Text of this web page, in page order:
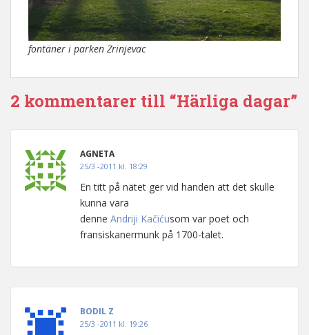
fontäner i parken Zrinjevac
2 kommentarer till “Härliga dagar”
AGNETA
25/3 -2011 kl. 18:29
En titt på nätet ger vid handen att det skulle
kunna vara
denne Andriji Kačićusom var poet och
fransiskanermunk på 1700-talet.
BODIL Z
25/3 -2011 kl. 19:26